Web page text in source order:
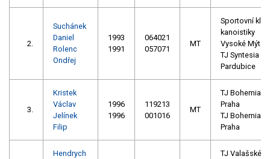
2.
Suchánek
Daniel
Rolenc
Ondřej
1993
1991
064021
057071
MT
Sportovní klub
kanoistiky
Vysoké Mýto
TJ Syntesia
Pardubice
3.
Kristek
Václav
Jelínek
Filip
1996
1996
119213
001016
MT
TJ Bohemians
Praha
TJ Bohemians
Praha
Hendrych
TJ Valašské